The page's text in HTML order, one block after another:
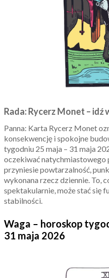
Rada: Rycerz Monet – idź
Panna: Karta Rycerz Monet
konsekwencję i spokojne
tygodniu 25 maja – 31 maja
oczekiwać natychmiastowego
przyniesie powtarzalność,
wykonana rzecz dziennie. To,
spektakularnie, może stać się
stabilności.
Waga – horoskop
31 maja 2026